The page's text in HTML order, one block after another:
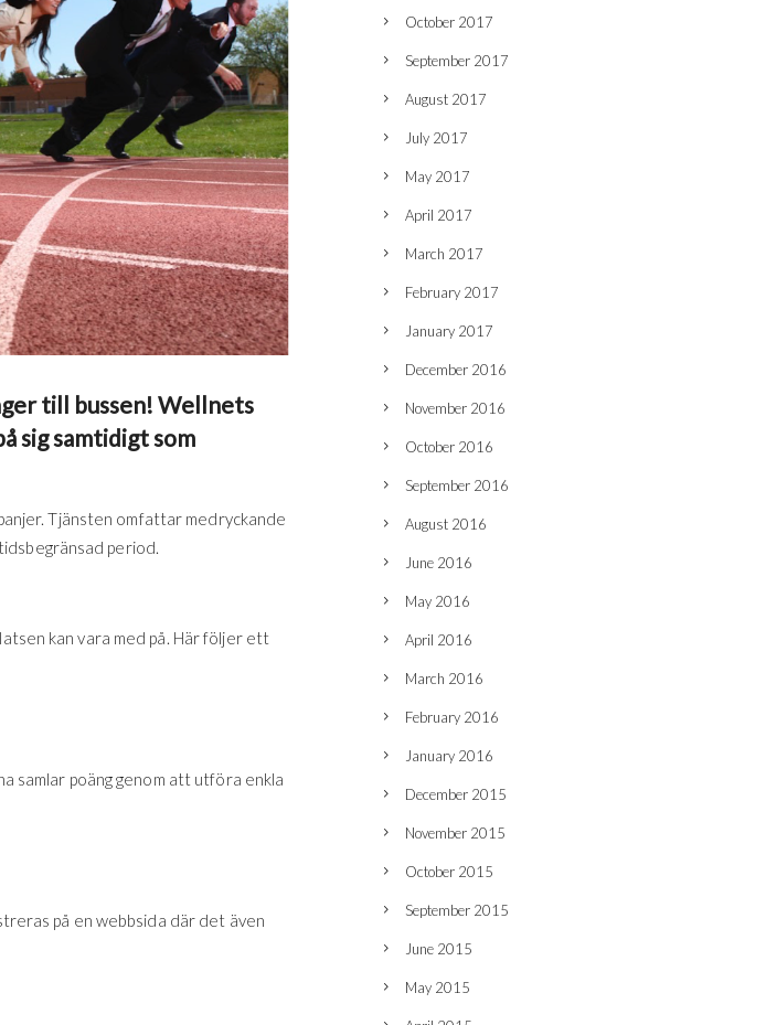
till bussen! Wellnets
sig samtidigt som
Tjänsten omfattar medryckande
period.
kan vara med på. Här följer ett
samlar poäng genom att utföra enkla
på en webbsida där det även
October 2017
September 2017
August 2017
July 2017
May 2017
April 2017
March 2017
February 2017
January 2017
December 2016
November 2016
October 2016
September 2016
August 2016
June 2016
May 2016
April 2016
March 2016
February 2016
January 2016
December 2015
November 2015
October 2015
September 2015
June 2015
May 2015